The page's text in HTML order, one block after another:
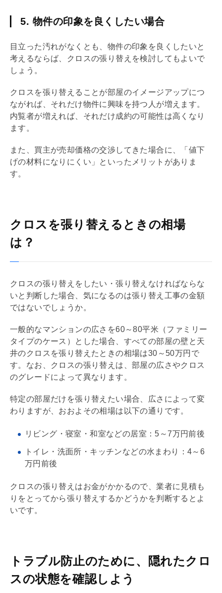
5. 物件の印象を良くしたい場合
目立った汚れがなくとも、物件の印象を良くしたいと
考えるならば、クロスの張り替えを検討してもよいで
しょう。
クロスを張り替えることが部屋のイメージアップにつ
ながれば、それだけ物件に興味を持つ人が増えます。
内覧者が増えれば、それだけ成約の可能性は高くなり
ます。
また、買主が売却価格の交渉してきた場合に、「値下
げの材料になりにくい」といったメリットがありま
す。
クロスを張り替えるときの相場
は？
クロスの張り替えをしたい・張り替えなければならな
いと判断した場合、気になるのは張り替え工事の金額
ではないでしょうか。
一般的なマンションの広さを60～80平米（ファミリー
タイプのケース）とした場合、すべての部屋の壁と天
井のクロスを張り替えたときの相場は30～50万円で
す。なお、クロスの張り替えは、部屋の広さやクロス
のグレードによって異なります。
特定の部屋だけを張り替えたい場合、広さによって変
わりますが、おおよその相場は以下の通りです。
リビング・寝室・和室などの居室 ：5～7万円前後
トイレ・洗面所・キッチンなどの水まわり：4～6
万円前後
クロスの張り替えはお金がかかるので、業者に見積も
りをとってから張り替えするかどうかを判断するとよ
いです。
トラブル防止のために、隠れたクロ
スの状態を確認しよう